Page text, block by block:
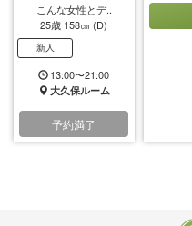
こんな女性とデ..
25歳 158㎝ (D)
新人
13:00〜21:00
大久保ルーム
予約満了